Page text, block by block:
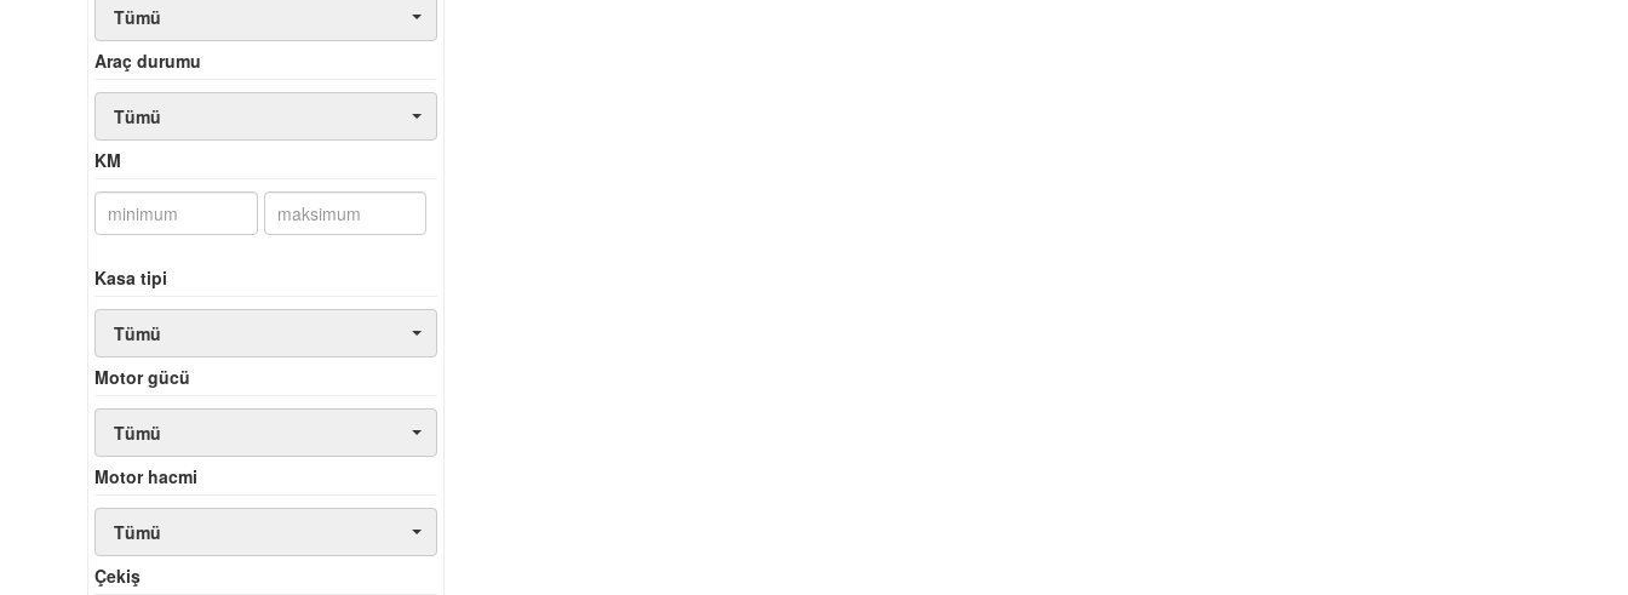
Tümü
Araç durumu
Tümü
KM
Kasa tipi
Tümü
Motor gücü
Tümü
Motor hacmi
Tümü
Çekiş